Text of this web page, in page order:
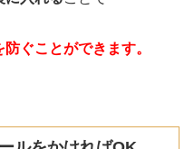
ぐことができます。